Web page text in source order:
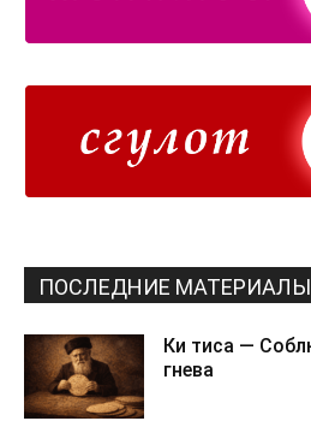
ПОСЛЕДНИЕ МАТЕРИАЛЫ
Ки тиса —
гнева